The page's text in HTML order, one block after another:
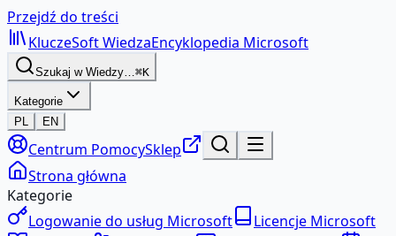
Przejdź do treści
KluczeSoftWiedzaEncyklopedia Microsoft
Szukaj w Wiedzy…⌘K
Kategorie
PL
EN
Centrum PomocySklep
Strona główna
Kategorie
Logowanie do usług Microsoft
Licencje Microsoft